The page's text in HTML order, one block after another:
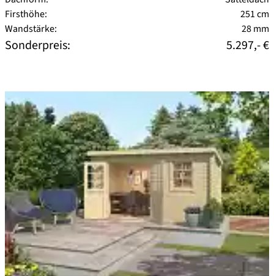
Firsthöhe:
251 cm
Wandstärke:
28 mm
Sonderpreis: 5.297,- €